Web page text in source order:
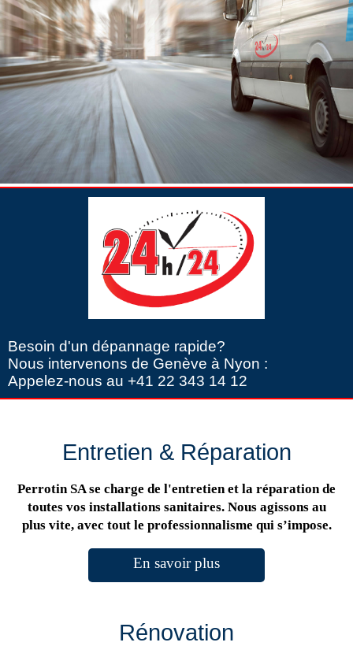
Besoin d'un dépannage rapide?
Nous intervenons de Genève à Nyon :
Appelez-nous au +41 22 343 14 12
Entretien & Réparation
Perrotin SA se charge de l'entretien et la réparation de
toutes vos installations sanitaires. Nous agissons au
plus vite, avec tout le professionnalisme qui s’impose.
En savoir plus
Rénovation